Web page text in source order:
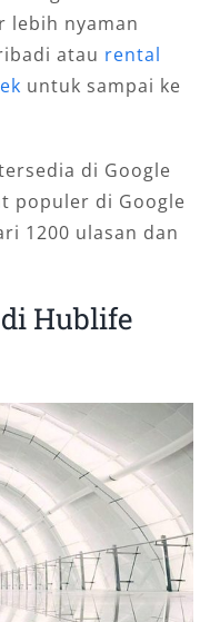
lebih nyaman
atau rental
untuk sampai ke
di Google
populer di Google
1200 ulasan dan
Hublife